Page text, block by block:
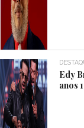
Edy
anos